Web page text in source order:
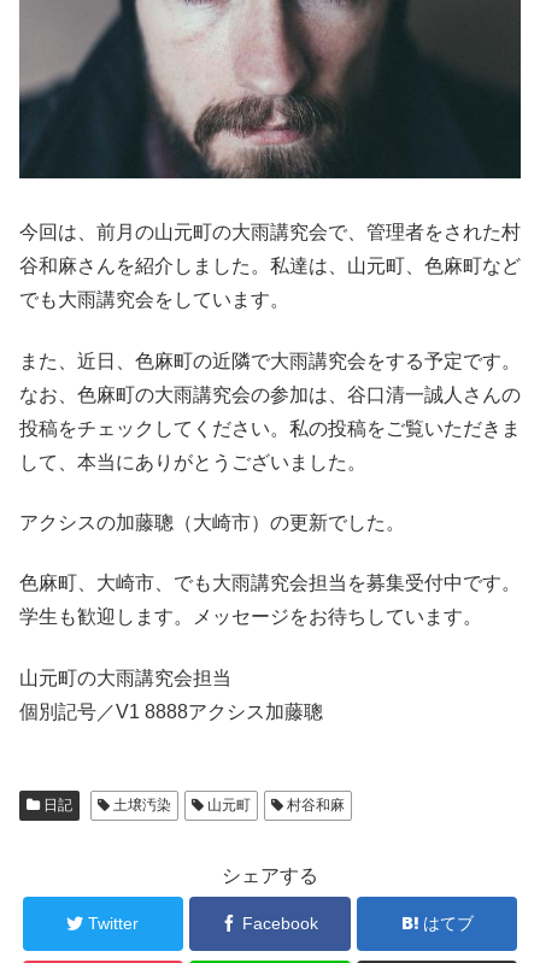
今回は、前月の山元町の大雨講究会で、管理者をされた村
谷和麻さんを紹介しました。私達は、山元町、色麻町など
でも大雨講究会をしています。
また、近日、色麻町の近隣で大雨講究会をする予定です。
なお、色麻町の大雨講究会の参加は、谷口清一誠人さんの
投稿をチェックしてください。私の投稿をご覧いただきま
して、本当にありがとうございました。
アクシスの加藤聰（大崎市）の更新でした。
色麻町、大崎市、でも大雨講究会担当を募集受付中です。
学生も歓迎します。メッセージをお待ちしています。
山元町の大雨講究会担当
個別記号／V1 8888アクシス加藤聰
日記 土壌汚染 山元町 村谷和麻
シェアする
Twitter Facebook はてブ